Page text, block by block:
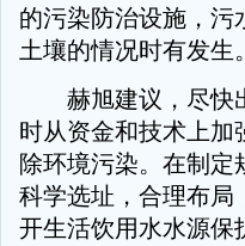
的污染防治设施，污
土壤的情况时有发生。
赫旭建议，尽快出
时从资金和技术上加
除环境污染。在制
科学选址，合理布局
开生活饮用水水源保